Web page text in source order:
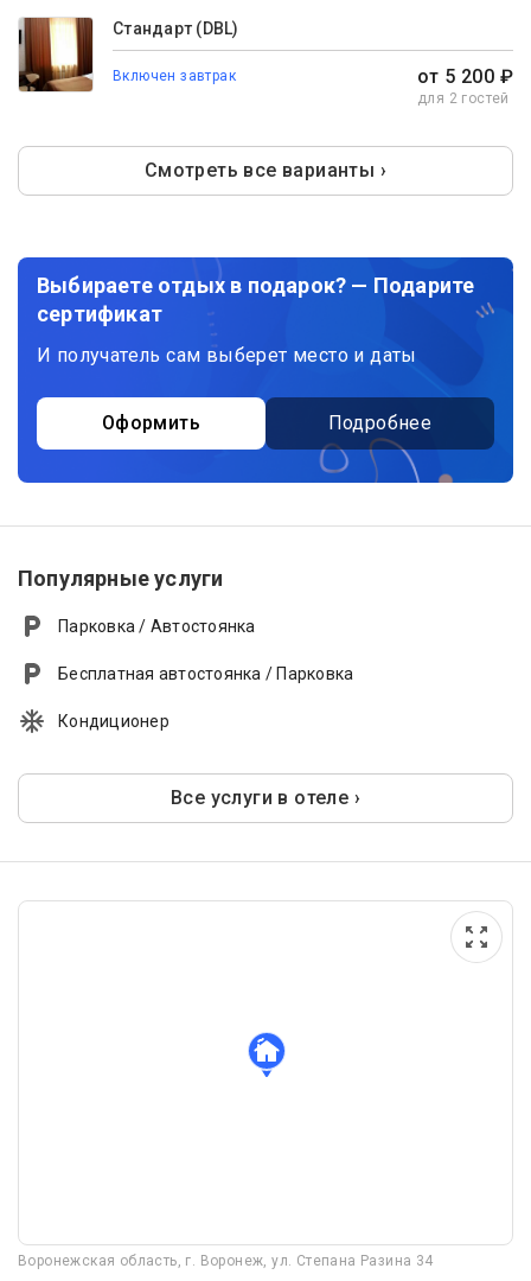
Стандарт (DBL)
Включен завтрак от 5 200 ₽
для 2 гостей
Смотреть все варианты ›
Выбираете отдых в подарок? — Подарите
сертификат
И получатель сам выберет место и даты
Оформить Подробнее
Популярные услуги
Парковка / Автостоянка
Бесплатная автостоянка / Парковка
Кондиционер
Все услуги в отеле ›
Воронежская область, г. Воронеж, ул. Степана Разина 34